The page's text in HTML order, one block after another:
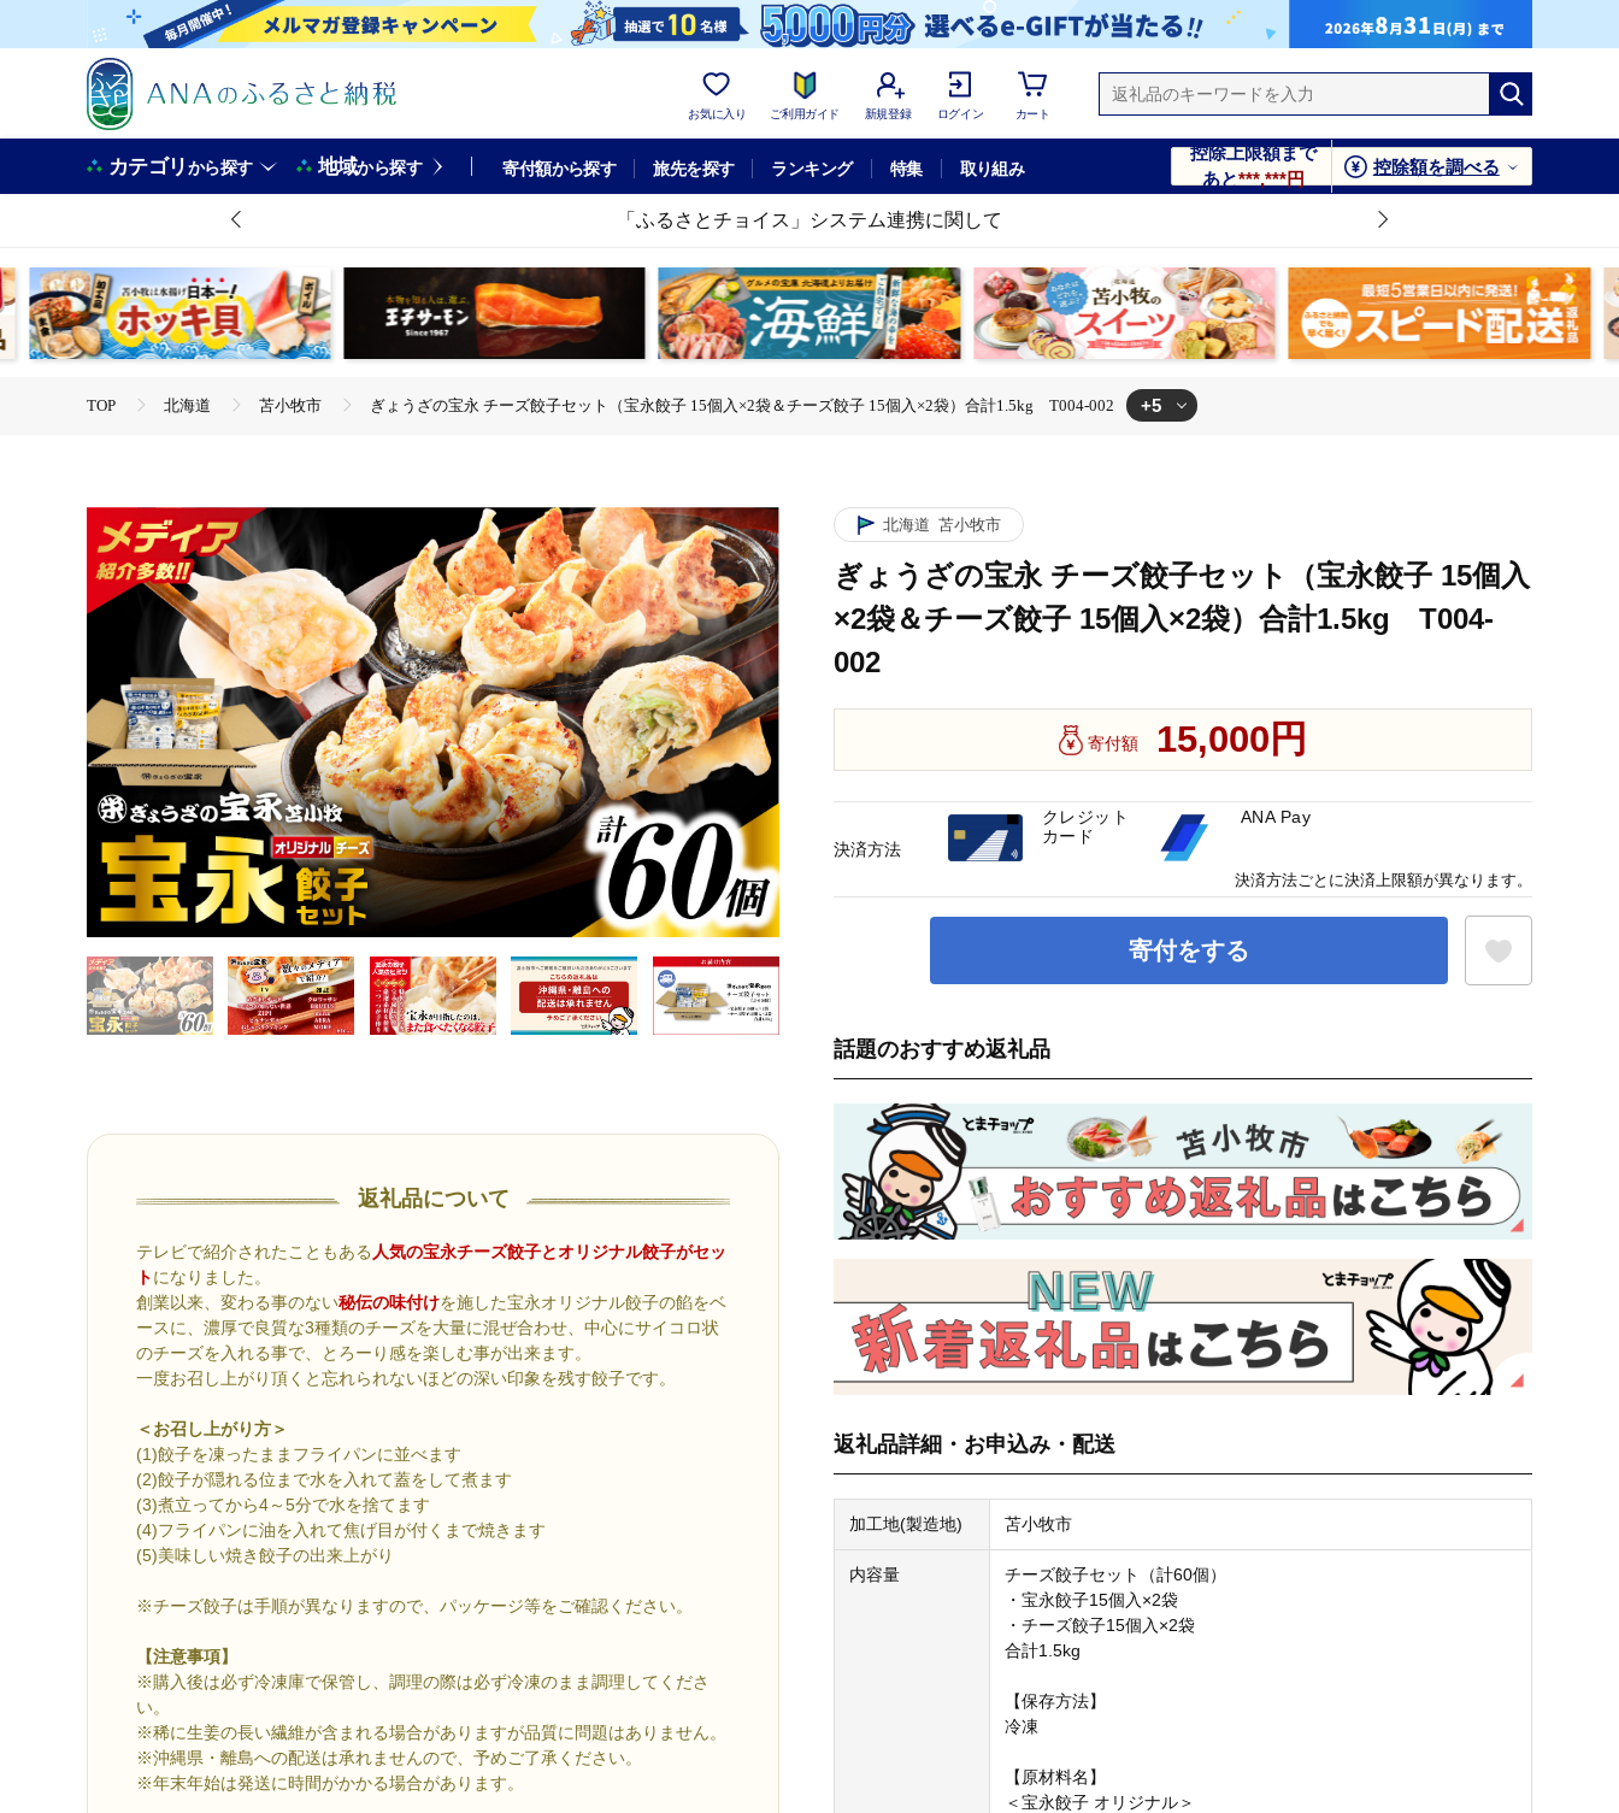
お気に入り ご利用ガイド 新規登録 ログイン カート
カテゴリから探す 地域から探す 寄付額から探す 旅先を探す ランキング 特集 取り組み
控除上限額まで
あと***,***円
控除額を調べる
「ふるさとチョイス」システム連携に関して
TOP 北海道 苫小牧市 ぎょうざの宝永 チーズ餃子セット（宝永餃子 15個入×2袋＆チーズ餃子 15個入×2袋）合計1.5kg T004-002 +5
TOP
肉 加工肉 ぎょうざの宝永 チーズ餃子セット（宝永餃子 15個入×2袋＆チーズ餃子 15個入×2袋）合計1.5kg T004-002
返礼品について
テレビで紹介されたこともある 人気の宝永チーズ餃子とオリジナル餃子がセッ
トになりました。
創業以来、変わる事のない秘伝の味付けを施した宝永オリジナル餃子の餡をベ
ースに、濃厚で良質な3種類のチーズを大量に混ぜ合わせ、中心にサイコロ状
のチーズを入れる事で、とろーり感を楽しむ事が出来ます。
一度お召し上がり頂くと忘れられないほどの深い印象を残す餃子です。
＜お召し上がり方＞
(1)餃子を凍ったままフライパンに並べます
(2)餃子が隠れる位まで水を入れて蓋をして煮ます
(3)煮立ってから4～5分で水を捨てます
(4)フライパンに油を入れて焦げ目が付くまで焼きます
(5)美味しい焼き餃子の出来上がり
※チーズ餃子は手順が異なりますので、パッケージ等をご確認ください。
【注意事項】
※購入後は必ず冷凍庫で保管し、調理の際は必ず冷凍のまま調理してくださ
い。
※稀に生姜の長い繊維が含まれる場合がありますが品質に問題はありません。
※沖縄県・離島への配送は承れませんので、予めご了承ください。
※年末年始は発送に時間がかかる場合があります。
北海道 苫小牧市
ぎょうざの宝永 チーズ餃子セット（宝永餃子 15個入
×2袋＆チーズ餃子 15個入×2袋）合計1.5kg T004-
002
寄付額 15,000円
寄付をする
話題のおすすめ返礼品
返礼品詳細・お申込み・配送
加工地(製造地) 苫小牧市
内容量
チーズ餃子セット（計60個）
・宝永餃子15個入×2袋
・チーズ餃子15個入×2袋
合計1.5kg
【保存方法】
冷凍
【原材料名】
＜宝永餃子 オリジナル＞
決済方法
クレジット
カード
ANA Pay
決済方法ごとに決済上限額が異なります。